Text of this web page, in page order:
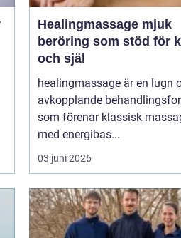
Healingmassage mjuk
beröring som stöd för
och själ
healingmassage är en lugn
avkopplande
som förenar klassisk
med energibas...
03 juni 2026